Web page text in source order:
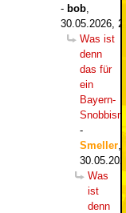
- bob
30.05.2026,
Was ist
denn
das für
ein
Bayern-
-
Smeller
Was
ist
denn